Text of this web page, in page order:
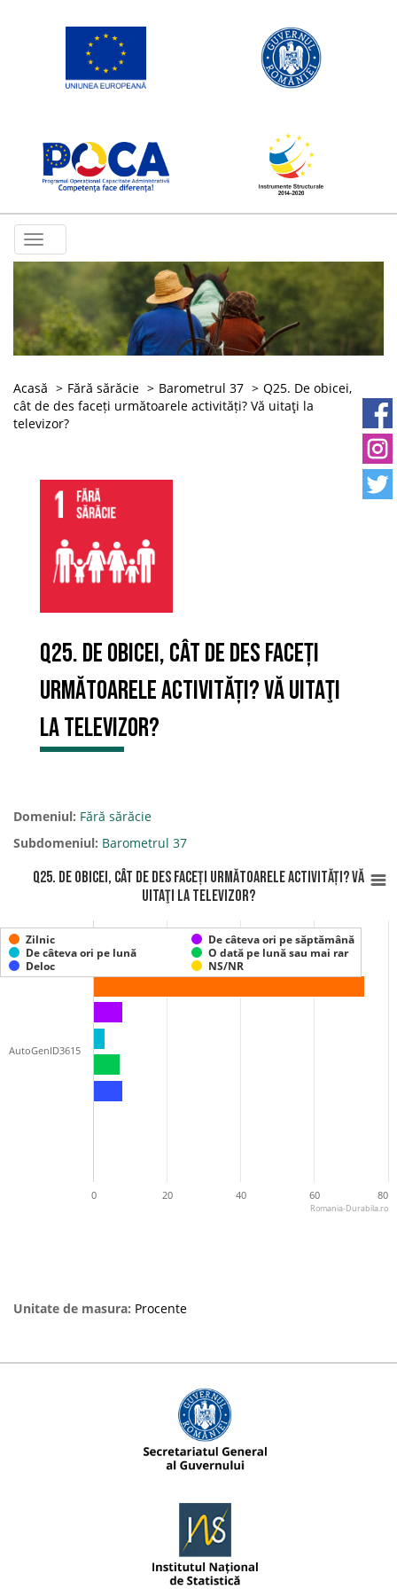
Toggle
navigation
Acasă Fără sărăcie Barometrul 37
Q25. De obicei,
cât de des faceți următoarele activități? Vă uitaţi la
televizor?
Q25. De obicei, cât de des faceți
următoarele activități? Vă uitaţi
la televizor?
Domeniul: Fără sărăcie
Subdomeniul: Barometrul 37
Q25. De obicei, cât de des faceți următoarele activități? Vă
uitaţi la televizor?
Zilnic
De câteva ori pe săptămână
De câteva ori pe lună
O dată pe lună sau mai rar
Deloc
NS/NR
AutoGenID3615
0 20 40 60 80
Romania-Durabila.ro
Unitate de masura: Procente